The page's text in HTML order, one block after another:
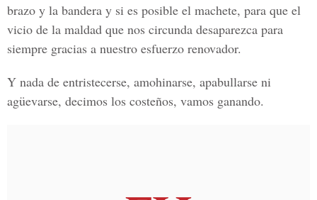
brazo y la bandera y si es posible el machete, para que el
vicio de la maldad que nos circunda desaparezca para
siempre gracias a nuestro esfuerzo renovador.
Y nada de entristecerse, amohinarse, apabullarse ni
agüevarse, decimos los costeños, vamos ganando.